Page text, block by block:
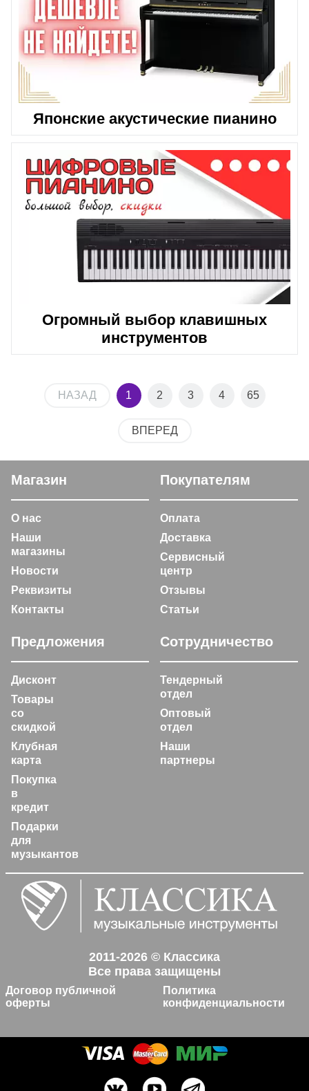
Японские акустические пианино
Огромный выбор клавишных
инструментов
НАЗАД 1 2 3 4 65
ВПЕРЕД
Магазин
О нас
Наши
магазины
Новости
Реквизиты
Контакты
Покупателям
Оплата
Доставка
Сервисный
центр
Отзывы
Статьи
Предложения
Дисконт
Товары
со
скидкой
Клубная
карта
Покупка
в
кредит
Подарки
для
музыкантов
Сотрудничество
Тендерный
отдел
Оптовый
отдел
Наши
партнеры
2011-2026 © Классика
Все права защищены
Договор публичной
оферты
Политика
конфиденциальности